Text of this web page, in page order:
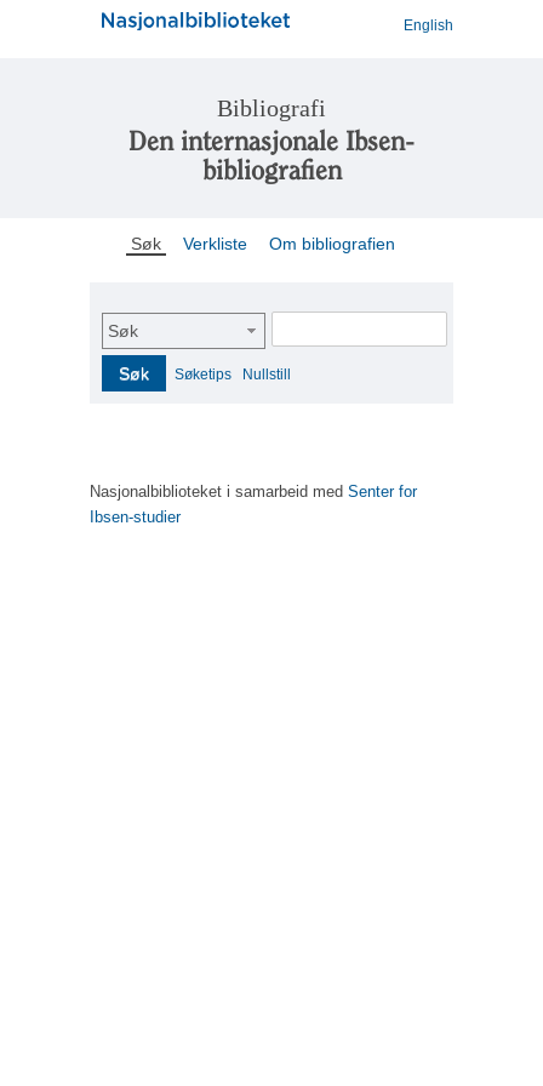
English
Bibliografi
Den internasjonale Ibsen-
bibliografien
Søk Verkliste Om bibliografien
Søk
Søk Søketips Nullstill
Nasjonalbiblioteket i samarbeid med Senter for
Ibsen-studier